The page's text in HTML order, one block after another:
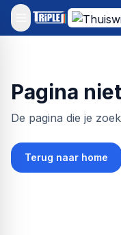
Pagina
De pagina die je
Terug naar home